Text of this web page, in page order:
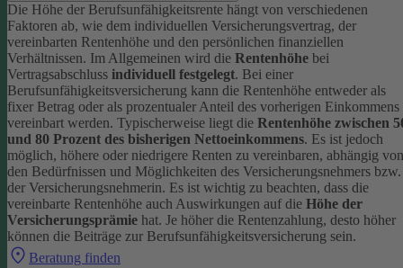
Die Höhe der Berufsunfähigkeitsrente hängt von verschiedenen
Faktoren ab, wie dem individuellen Versicherungsvertrag, der
vereinbarten Rentenhöhe und den persönlichen finanziellen
Verhältnissen. Im Allgemeinen wird die Rentenhöhe bei
Vertragsabschluss individuell festgelegt. Bei einer
Berufsunfähigkeitsversicherung kann die Rentenhöhe entweder als
fixer Betrag oder als prozentualer Anteil des vorherigen Einkommens
vereinbart werden. Typischerweise liegt die Rentenhöhe zwischen
und 80 Prozent des bisherigen Nettoeinkommens. Es ist jedoch
möglich, höhere oder niedrigere Renten zu vereinbaren, abhängig von
den Bedürfnissen und Möglichkeiten des Versicherungsnehmers bzw.
der Versicherungsnehmerin. Es ist wichtig zu beachten, dass die
vereinbarte Rentenhöhe auch Auswirkungen auf die Höhe der
Versicherungsprämie hat. Je höher die Rentenzahlung, desto höher
können die Beiträge zur Berufsunfähigkeitsversicherung sein.
Beratung finden